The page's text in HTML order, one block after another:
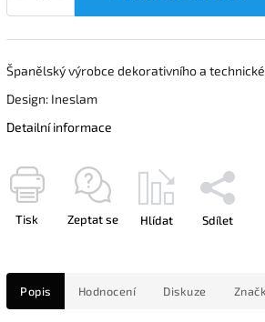
Španělský výrobce dekorativního a
Design: Ineslam
Detailní informace
Tisk Zeptat se Hlídat Sdílet
Popis Hodnocení Diskuze